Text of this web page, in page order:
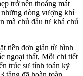
trở nên thoáng mát
những dòng vượng khí
mà chủ đầu tư khá chú
tiền đơn giản từ hình
ngoại thất, Mỗi chi tiết
trúc sư tính toán kỹ